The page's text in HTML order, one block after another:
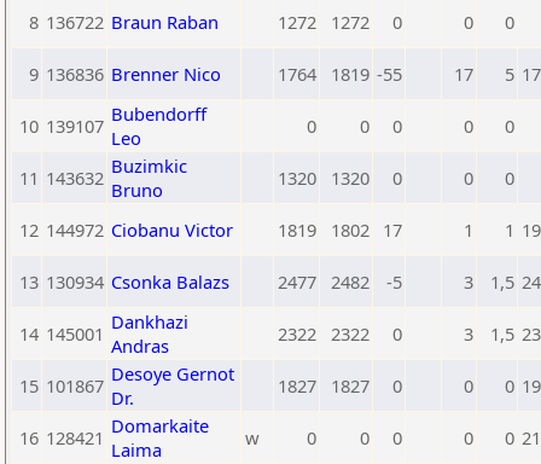
8 136722 Braun Raban 1272 1272 0 0 0
9 136836 Brenner Nico 1764 1819 -55 17 5
10 139107 Bubendorff
Leo
0 0 0 0 0
11 143632 Buzimkic
Bruno
1320 1320 0 0 0
12 144972 Ciobanu Victor 1819 1802 17 1 1
13 130934 Csonka Balazs 2477 2482 -5 3 1,5
14 145001 Dankhazi
Andras
2322 2322 0 3 1,5
15 101867 Desoye Gernot
Dr.
1827 1827 0 0 0
16 128421 Domarkaite
Laima
w 0 0 0 0 0